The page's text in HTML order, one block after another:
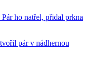
ho natřel, přidal prkna
pár v nádhernou